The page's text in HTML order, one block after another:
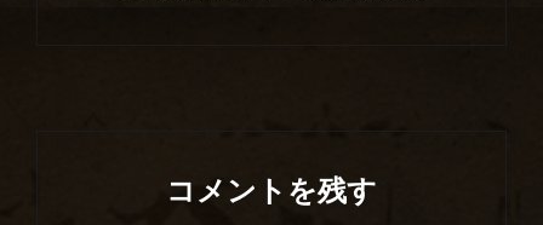
コメントを残す